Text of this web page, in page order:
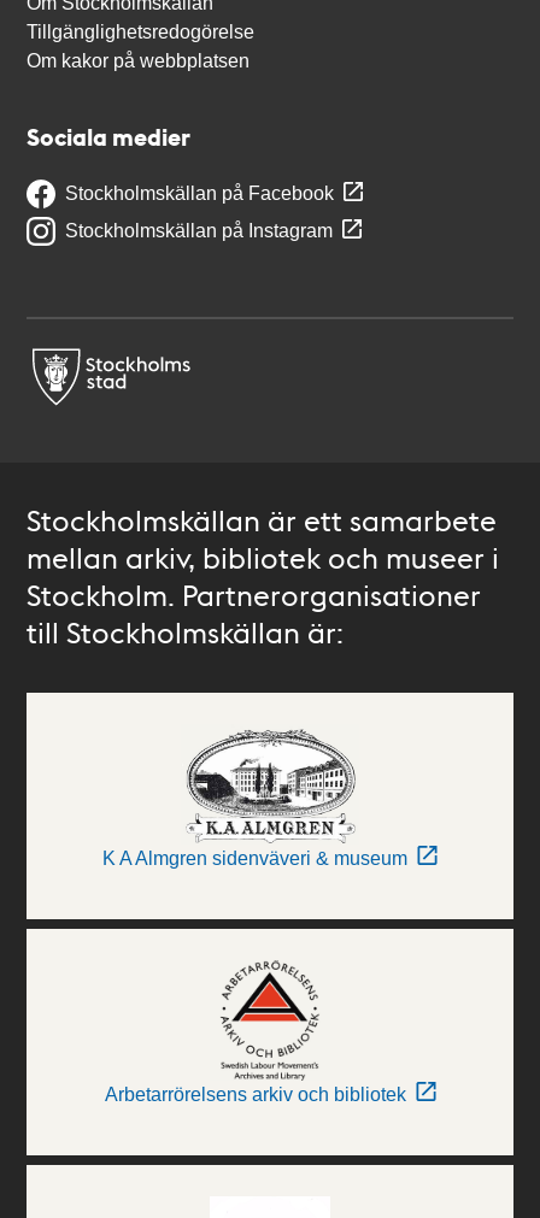
Tillgänglighetsredogörelse
Om kakor på webbplatsen
Sociala medier
Stockholmskällan på Facebook
Stockholmskällan på Instagram
Stockholmskällan är ett samarbete
mellan arkiv, bibliotek och museer i
Stockholm. Partnerorganisationer
till Stockholmskällan är:
K A Almgren sidenväveri & museum
Arbetarrörelsens arkiv och bibliotek